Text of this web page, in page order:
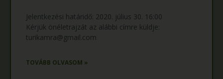
Jelentkezési határidő: 2020. július 30. 16:00
Kérjük önéletrajzát az alábbi címre küldje:
turikamra@gmail.com
TOVÁBB OLVASOM »